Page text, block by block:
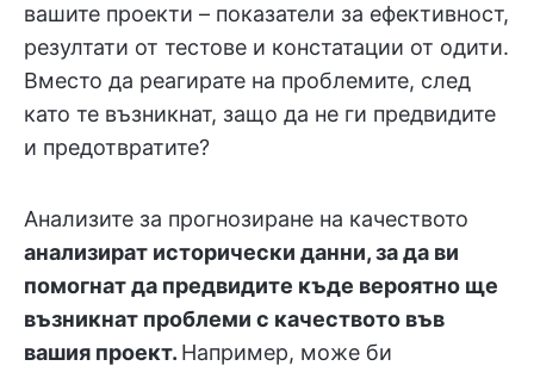
вашите проекти – показатели за ефективност,
резултати от тестове и констатации от одити.
Вместо да реагирате на проблемите, след
като те възникнат, защо да не ги предвидите
и предотвратите?
Анализите за прогнозиране на качеството
анализират исторически данни, за да ви
помогнат да предвидите къде вероятно ще
възникнат проблеми с качеството във
вашия проект. Например, може би